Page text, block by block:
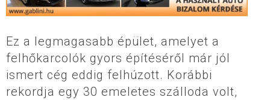
Ez a legmagasabb épület, amelyet a
felhőkarcolók gyors építéséről már jól
ismert cég eddig felhúzott. Korábbi
rekordja egy 30 emeletes szálloda volt,